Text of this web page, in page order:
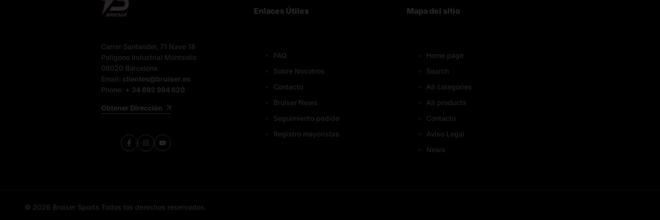
Carrer Santander, 71 Nave 18
Poligono Industrial Montsolis
08020 Barcelona
Email: clientes@bruiser.es
Phone: + 34 692 994 620
Obtener Dirección
FacebookInstagramYouTube
Enlaces Útiles
FAQ
Sobre Nosotros
Contacto
Bruiser News
Seguimiento pedido
Registro mayoristas
Mapa del sitio
Home page
Search
All categories
All products
Contacto
Aviso Legal
News
© 2026 Bruiser Sports Todos los derechos reservados.